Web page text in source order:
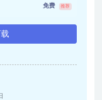
免费 推荐